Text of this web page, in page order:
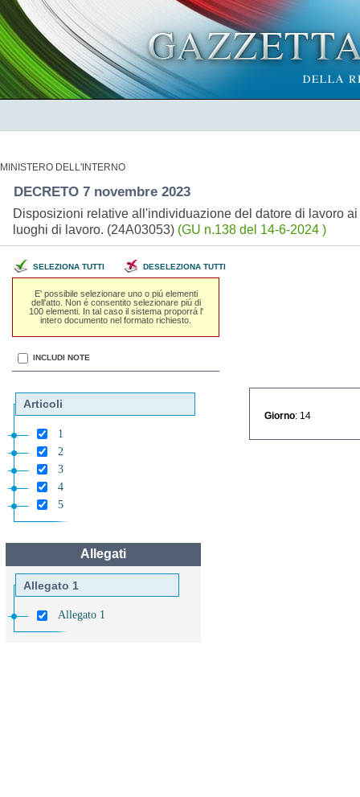
MINISTERO DELL'INTERNO
DECRETO 7 novembre 2023
Disposizioni relative all'individuazione del datore di lavoro
luoghi di lavoro. (24A03053) (GU n.138 del 14-6-2024 )
SELEZIONA TUTTI DESELEZIONA TUTTI
E' possibile selezionare uno o piú elementi
dell'atto. Non é consentito selezionare piú di
100 elementi. In tal caso il sistema proporrá l'
intero documento nel formato richiesto.
INCLUDI NOTE
Articoli
1
2
3
4
5
Allegati
Allegato 1
Allegato 1
Giorno : 14